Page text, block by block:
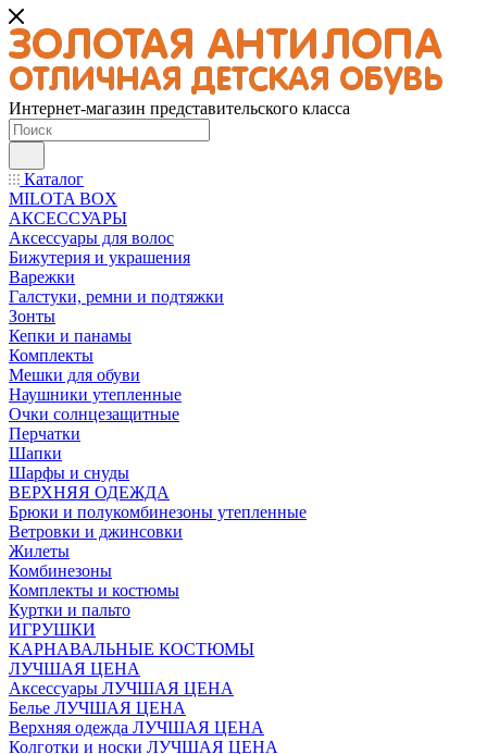
Интернет-магазин представительского класса
Каталог
MILOTA BOX
АКСЕССУАРЫ
Аксессуары для волос
Бижутерия и украшения
Варежки
Галстуки, ремни и подтяжки
Зонты
Кепки и панамы
Комплекты
Мешки для обуви
Наушники утепленные
Очки солнцезащитные
Перчатки
Шапки
Шарфы и снуды
ВЕРХНЯЯ ОДЕЖДА
Брюки и полукомбинезоны утепленные
Ветровки и джинсовки
Жилеты
Комбинезоны
Комплекты и костюмы
Куртки и пальто
ИГРУШКИ
КАРНАВАЛЬНЫЕ КОСТЮМЫ
ЛУЧШАЯ ЦЕНА
Аксессуары ЛУЧШАЯ ЦЕНА
Белье ЛУЧШАЯ ЦЕНА
Верхняя одежда ЛУЧШАЯ ЦЕНА
Колготки и носки ЛУЧШАЯ ЦЕНА